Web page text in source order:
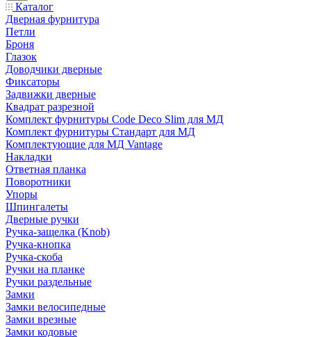
Каталог
Дверная фурнитура
Петли
Броня
Глазок
Доводчики дверные
Фиксаторы
Задвижки дверные
Квадрат разрезной
Комплект фурнитуры Code Deco Slim для МД
Комплект фурнитуры Стандарт для МД
Комплектующие для МД Vantage
Накладки
Ответная планка
Поворотники
Упоры
Шпингалеты
Дверные ручки
Ручка-защелка (Knob)
Ручка-кнопка
Ручка-скоба
Ручки на планке
Ручки раздельные
Замки
Замки велосипедные
Замки врезные
Замки кодовые